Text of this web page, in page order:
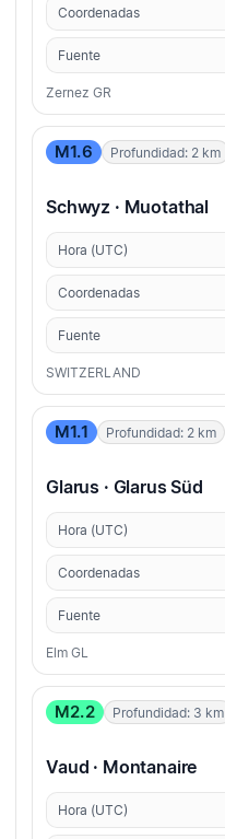
Coordenadas
Fuente
Zernez GR
M1.6 Profundidad: 2 km
Schwyz · Muotathal
Hora (UTC)
Coordenadas
Fuente
SWITZERLAND
M1.1 Profundidad: 2 km
Glarus · Glarus Süd
Hora (UTC)
Coordenadas
Fuente
Elm GL
M2.2 Profundidad: 3 km
Vaud · Montanaire
Hora (UTC)